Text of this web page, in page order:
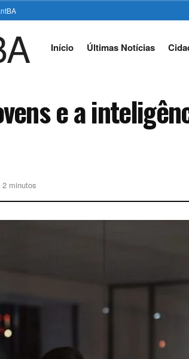
Início Últimas Notícias
e a
minutos